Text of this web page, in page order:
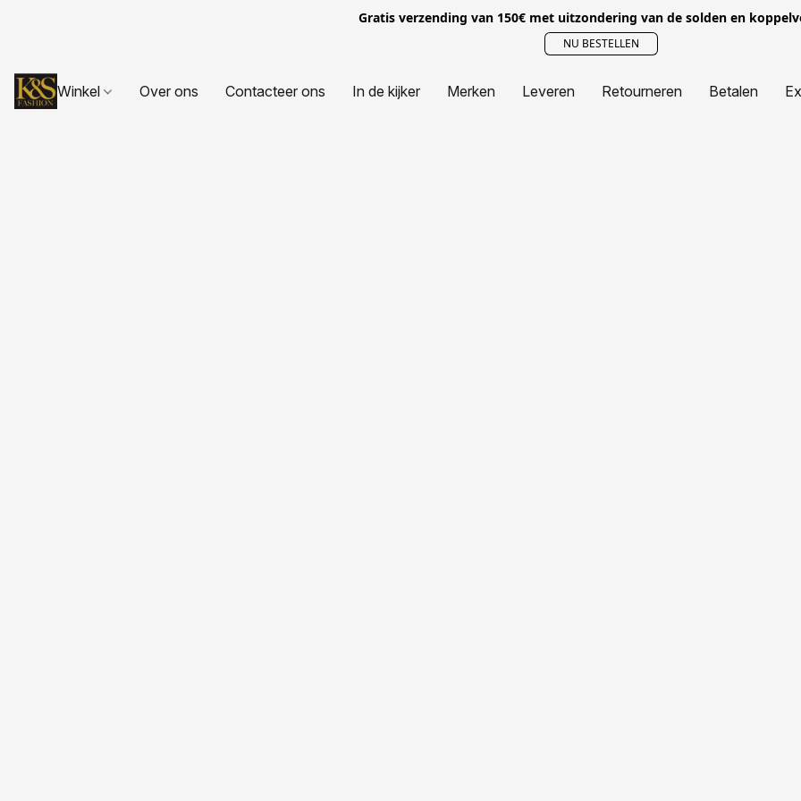
Gratis verzending van 150€ met uitzondering van de solden en
NU BESTELLEN
Winkel Over ons Contacteer ons In de kijker Merken Leveren Retourneren Betalen